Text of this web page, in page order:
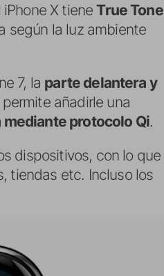
iPhone X tieneTrue Tone
según la luz ambiente
7, la parte delantera y
añadirle una
mediante protocolo Qi.
dispositivos, con lo que
tiendas etc. Incluso los